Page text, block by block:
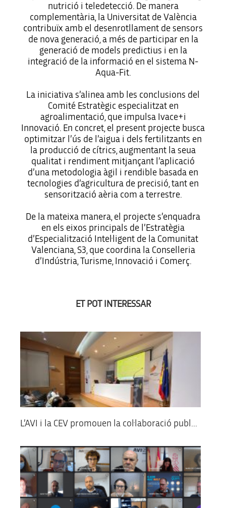
nutrició i teledetecció. De manera
complementària, la Universitat de València
contribuïx amb el desenrotllament de sensors
de nova generació, a més de participar en la
generació de models predictius i en la
integració de la informació en el sistema N-
Aqua-Fit.
La iniciativa s’alinea amb les conclusions del
Comité Estratègic especialitzat en
agroalimentació, que impulsa Ivace+i
Innovació. En concret, el present projecte busca
optimitzar l’ús de l’aigua i dels fertilitzants en
la producció de cítrics, augmentant la seua
qualitat i rendiment mitjançant l’aplicació
d’una metodologia àgil i rendible basada en
tecnologies d’agricultura de precisió, tant en
sensorització aèria com a terrestre.
De la mateixa manera, el projecte s’enquadra
en els eixos principals de l’Estratègia
d’Especialització Intel·ligent de la Comunitat
Valenciana, S3, que coordina la Conselleria
d’Indústria, Turisme, Innovació i Comerç.
ET POT INTERESSAR
L’AVI i la CEV promouen la col·laboració publ...